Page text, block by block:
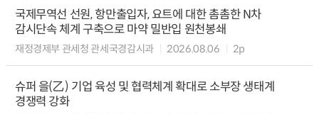
국제무역선 선원, 항만출입자, 요트에 대한 촘촘한 N차
감시단속 체계 구축으로 마약 밀반입 원천봉쇄
재정경제부 관세청 관세국경감시과 2026.08.06 2p
슈퍼 을(乙) 기업 육성 및 협력체계 확대로 소부장 생태계
경쟁력 강화